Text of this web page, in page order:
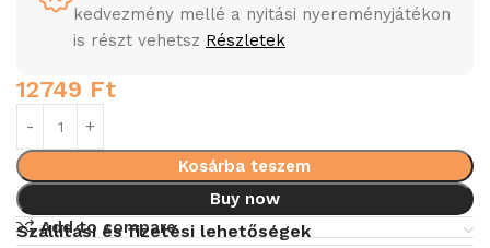
kedvezmény mellé a nyitási nyereményjátékon
is részt vehetsz Részletek
12749 Ft
Kosárba teszem
Buy now
Add to compare
Szállítási és fizetési lehetőségek